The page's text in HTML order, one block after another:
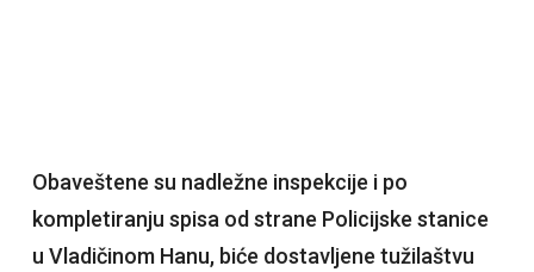
Obaveštene su nadležne inspekcije i po
kompletiranju spisa od strane Policijske stanice
u Vladičinom Hanu, biće dostavljene tužilaštvu